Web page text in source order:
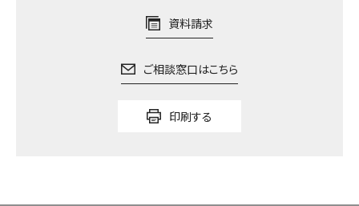
資料請求
ご相談窓口はこちら
印刷する